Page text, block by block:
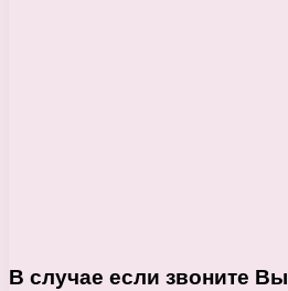
В случае если звоните Вы